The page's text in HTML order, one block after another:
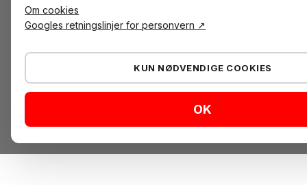
Om cookies
Googles retningslinjer for personvern ↗
KUN NØDVENDIGE COOKIES
OK